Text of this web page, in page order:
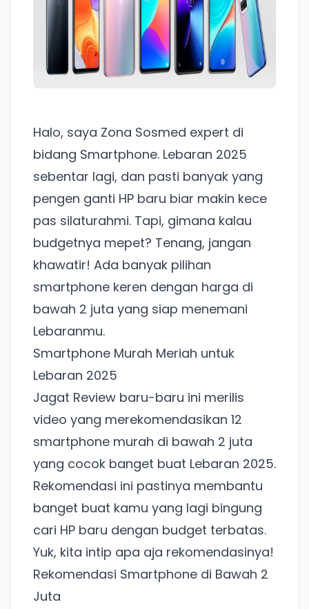
Halo, saya Zona Sosmed expert di
bidang Smartphone. Lebaran 2025
sebentar lagi, dan pasti banyak yang
pengen ganti HP baru biar makin kece
pas silaturahmi. Tapi, gimana kalau
budgetnya mepet? Tenang, jangan
khawatir! Ada banyak pilihan
smartphone keren dengan harga di
bawah 2 juta yang siap menemani
Lebaranmu.
Smartphone Murah Meriah untuk
Lebaran 2025
Jagat Review baru-baru ini merilis
video yang merekomendasikan 12
smartphone murah di bawah 2 juta
yang cocok banget buat Lebaran 2025.
Rekomendasi ini pastinya membantu
banget buat kamu yang lagi bingung
cari HP baru dengan budget terbatas.
Yuk, kita intip apa aja rekomendasinya!
Rekomendasi Smartphone di Bawah 2
Juta